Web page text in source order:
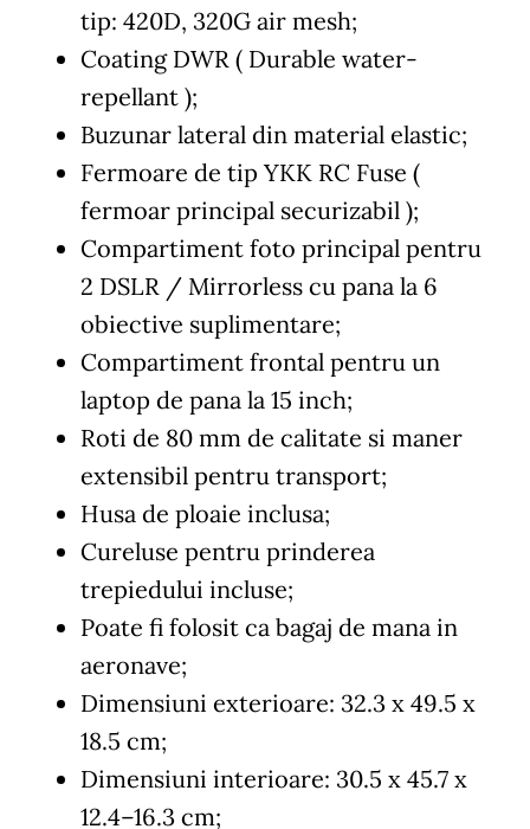
tip: 420D, 320G air mesh;
Coating DWR ( Durable water-
repellant );
Buzunar lateral din material elastic;
Fermoare de tip YKK RC Fuse (
fermoar principal securizabil );
Compartiment foto principal pentru
2 DSLR / Mirrorless cu pana la 6
obiective suplimentare;
Compartiment frontal pentru un
laptop de pana la 15 inch;
Roti de 80 mm de calitate si maner
extensibil pentru transport;
Husa de ploaie inclusa;
Cureluse pentru prinderea
trepiedului incluse;
Poate fi folosit ca bagaj de mana in
aeronave;
Dimensiuni exterioare: 32.3 x 49.5 x
18.5 cm;
Dimensiuni interioare: 30.5 x 45.7 x
12.4–16.3 cm;